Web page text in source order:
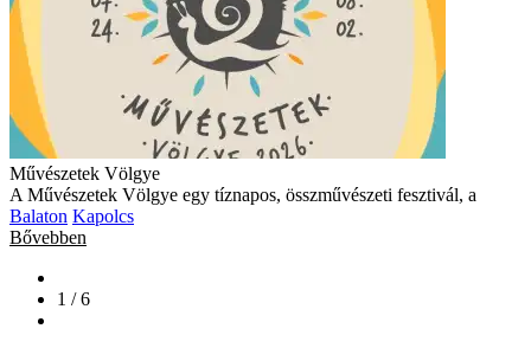
Művészetek Völgye
A Művészetek Völgye egy tíznapos, összművészeti fesztivál, a
Balaton Kapolcs
Bővebben
1 / 6